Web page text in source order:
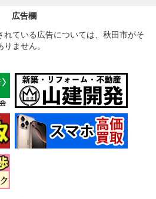
広告欄
ている広告については、秋田市がそ
ません。